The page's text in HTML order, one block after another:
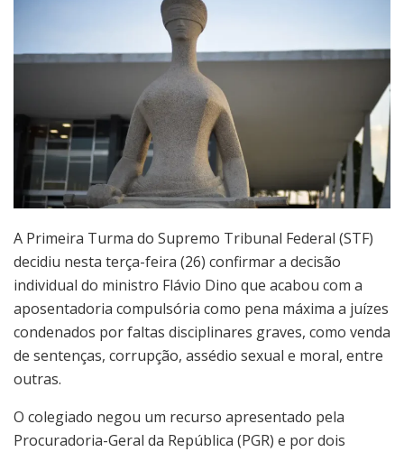
A Primeira Turma do Supremo Tribunal Federal (STF)
decidiu nesta terça-feira (26) confirmar a decisão
individual do ministro Flávio Dino que acabou com a
aposentadoria compulsória como pena máxima a juízes
condenados por faltas disciplinares graves, como venda
de sentenças, corrupção, assédio sexual e moral, entre
outras.
O colegiado negou um recurso apresentado pela
Procuradoria-Geral da República (PGR) e por dois